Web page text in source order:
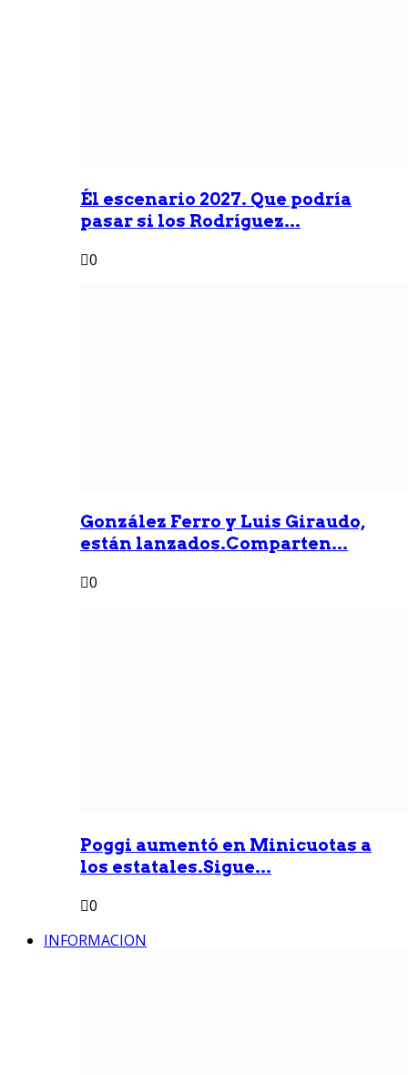
Él escenario 2027. Que podría
pasar si los Rodríguez...
0
González Ferro y Luis Giraudo,
están lanzados.Comparten...
0
Poggi aumentó en Minicuotas a
los estatales.Sigue...
0
INFORMACION